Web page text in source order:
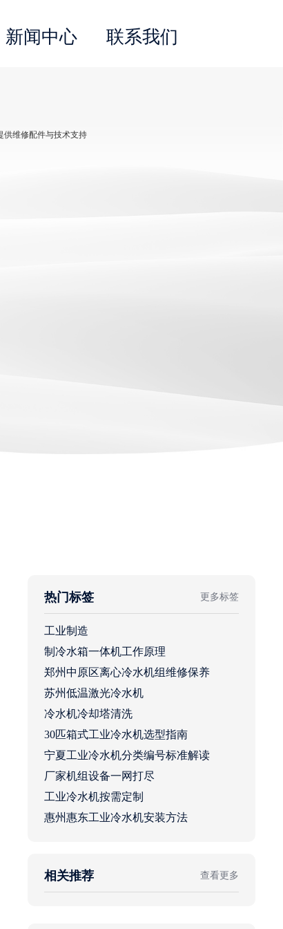
新闻中心 联系我们
热门标签 更多标签
工业制造
制冷水箱一体机工作原理
郑州中原区离心冷水机组维修保养
苏州低温激光冷水机
冷水机冷却塔清洗
30匹箱式工业冷水机选型指南
宁夏工业冷水机分类编号标准解读
厂家机组设备一网打尽
工业冷水机按需定制
惠州惠东工业冷水机安装方法
相关推荐 查看更多